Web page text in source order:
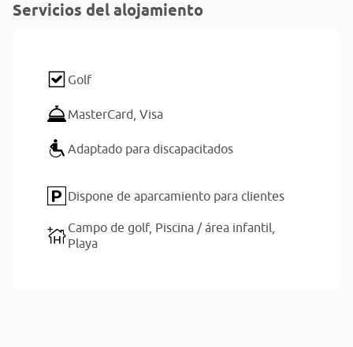
Servicios del alojamiento
Golf
MasterCard, Visa
Adaptado para discapacitados
Dispone de aparcamiento para clientes
Campo de golf, Piscina / área infantil,
Playa